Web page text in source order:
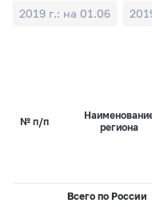
2019 г.: на 01.06
№ п/п
региона
Всего по России